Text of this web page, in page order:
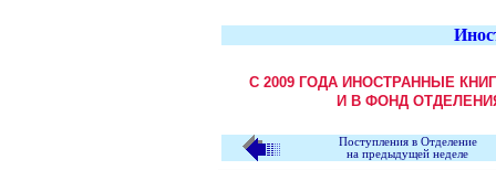
С 2009 ГОДА ИНОСТРАННЫЕ
И В ФОНД
Поступления в Отделение
на предыдущей неделе